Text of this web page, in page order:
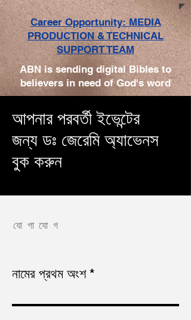
ABN is sending digital Bibles to
believers in need of God's word
Career Opportunity: MEDIA
PRODUCTION & TECHNICAL
SUPPORT TEAM
আপনার পরবর্তী ইভেন্টের
জন্য ডঃ জেরেমি অ্যাভেনস
বুক করুন
যোগাযোগ
নামের প্রথম অংশ